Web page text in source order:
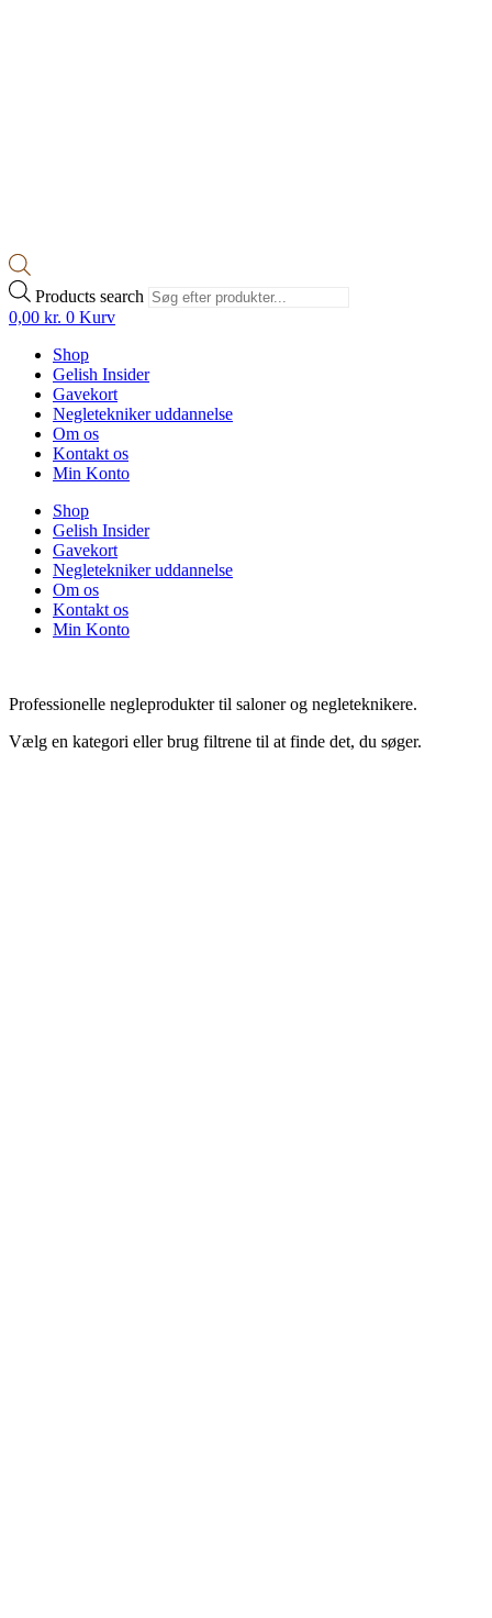
Products search
0,00 kr. 0 Kurv
Shop
Gelish Insider
Gavekort
Negletekniker uddannelse
Om os
Kontakt os
Min Konto
Shop
Gelish Insider
Gavekort
Negletekniker uddannelse
Om os
Kontakt os
Min Konto
Professionelle negleprodukter til saloner og negleteknikere.
Vælg en kategori eller brug filtrene til at finde det, du søger.